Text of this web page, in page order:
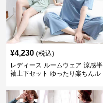
¥4,230 (税込)
レディース ルームウェア 涼感半
袖上下セット ゆったり楽ちんル